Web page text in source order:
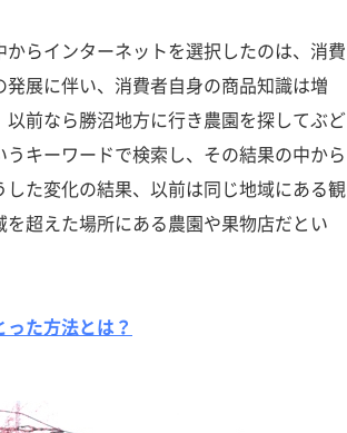
らインターネットを選択したのは、消費
展に伴い、消費者自身の商品知識は増
前なら勝沼地方に行き農園を探してぶど
キーワードで検索し、その結果の中から
た変化の結果、以前は同じ地域にある観
超えた場所にある農園や果物店だとい
た方法とは？